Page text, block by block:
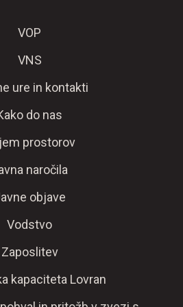
VOP
VNS
ure in kontakti
do nas
prostorov
naročila
objave
Vodstvo
Zaposlitev
kapaciteta Lovran